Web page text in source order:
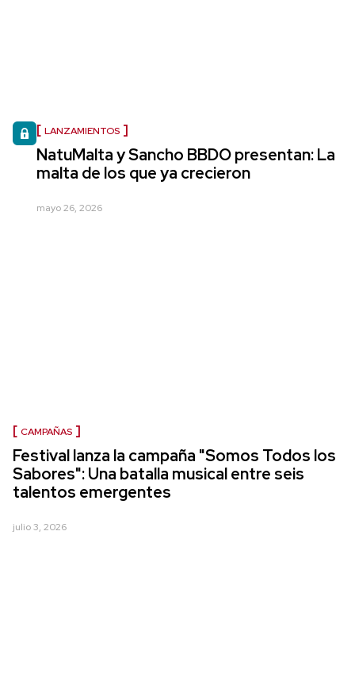
LANZAMIENTOS
NatuMalta y Sancho BBDO presentan: La
malta de los que ya crecieron
mayo 26, 2026
CAMPAÑAS
Festival lanza la campaña "Somos Todos los
Sabores": Una batalla musical entre seis
talentos emergentes
julio 3, 2026